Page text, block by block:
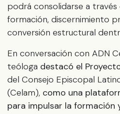
podrá consolidarse a
formación, discernimiento
conversión estructural
En conversación con ADN
teóloga destacó el
del Consejo Episcopal
(Celam), como una
para impulsar la formación